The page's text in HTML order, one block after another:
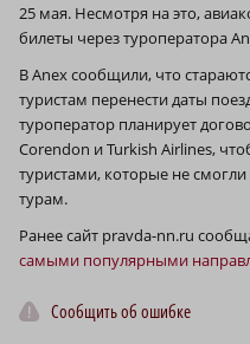
25 мая. Несмотря на это,
билеты через туроператора
В Anex сообщили, что
туристам перенести даты
туроператор планирует
Corendon и Turkish Airlines,
туристами, которые не
турам.
Ранее сайт pravda-nn.ru
самыми популярными
Сообщить об ошибке